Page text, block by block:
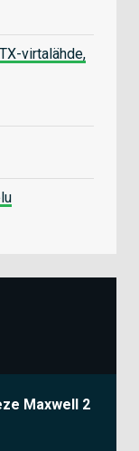
virtalähde,
Maxwell 2